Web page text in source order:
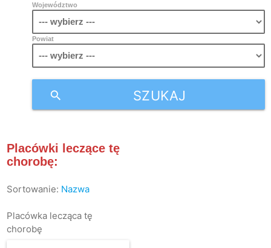
Województwo
Powiat
SZUKAJ
search
Placówki leczące tę
chorobę:
Sortowanie: Nazwa
Placówka lecząca tę
chorobę